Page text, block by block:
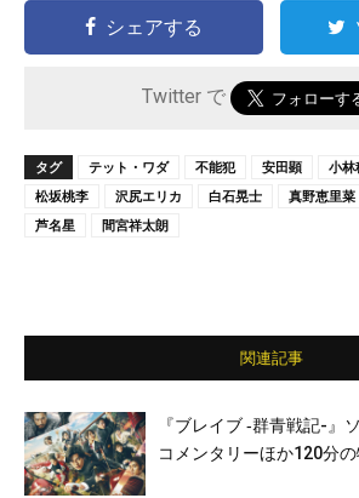
シェアする
Twitter で
タグ テット・ワダ 不能犯 安田顕 小林
松坂桃李
沢尻エリカ 白石晃士 真野恵里菜
芦名星
間宮祥太朗
関連記事
『ブレイブ ‐群青戦記-』
コメンタリーほか120分